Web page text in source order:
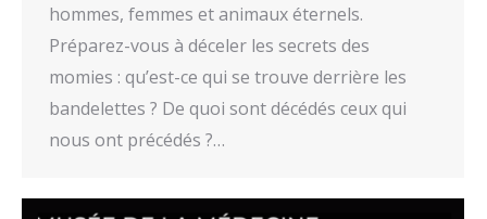
hommes, femmes et animaux éternels.
Préparez-vous à déceler les secrets des
momies : qu’est-ce qui se trouve derrière les
bandelettes ? De quoi sont décédés ceux qui
nous ont précédés ?…